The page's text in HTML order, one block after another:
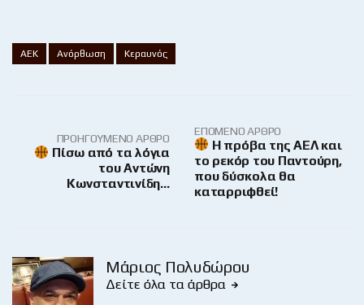
ΑΕΚ Ανόρθωση Κεραυνός
ΠΡΟΗΓΟΎΜΕΝΟ ΆΡΘΡΟ
Πίσω από τα λόγια
του Αντώνη
Κωνσταντινίδη…
ΕΠΌΜΕΝΟ ΆΡΘΡΟ
Η πρόβα της ΑΕΛ και
το ρεκόρ του Παντούρη,
που δύσκολα θα
καταρριφθεί!
Μάριος Πολυδώρου
Δείτε όλα τα άρθρα